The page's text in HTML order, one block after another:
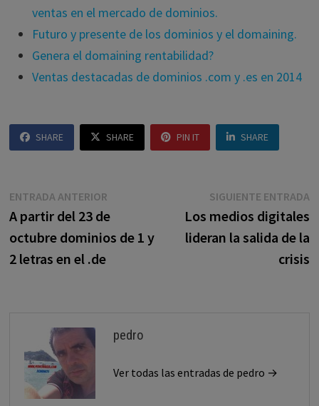
ventas en el mercado de dominios.
Futuro y presente de los dominios y el domaining.
Genera el domaining rentabilidad?
Ventas destacadas de dominios .com y .es en 2014
SHARE SHARE PIN IT SHARE
Navegación
de
entradas
ENTRADA ANTERIOREntrada
anterior:
A partir del 23 de
octubre dominios de 1 y
2 letras en el .de
SIGUIENTE ENTRADA
Los medios digitales
lideran la salida de la
crisis
pedro
Ver todas las entradas de pedro →